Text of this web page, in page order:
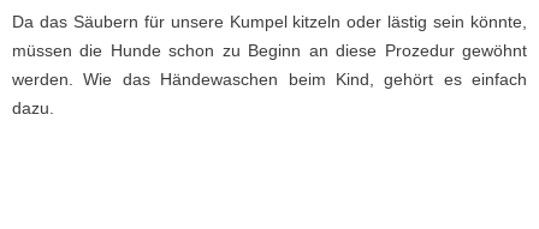
Da das Säubern für unsere Kumpel kitzeln oder lästig sein könnte,
müssen die Hunde schon zu Beginn an diese Prozedur gewöhnt
werden. Wie das Händewaschen beim Kind, gehört es einfach
dazu.